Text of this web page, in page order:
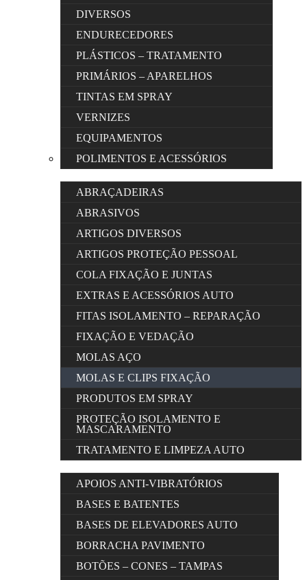
DIVERSOS
ENDURECEDORES
PLÁSTICOS – TRATAMENTO
PRIMÁRIOS – APARELHOS
TINTAS EM SPRAY
VERNIZES
EQUIPAMENTOS
POLIMENTOS E ACESSÓRIOS
ABRAÇADEIRAS
ABRASIVOS
ARTIGOS DIVERSOS
ARTIGOS PROTEÇÃO PESSOAL
COLA FIXAÇÃO E JUNTAS
EXTRAS E ACESSÓRIOS AUTO
FITAS ISOLAMENTO – REPARAÇÃO
FIXAÇÃO E VEDAÇÃO
MOLAS AÇO
MOLAS E CLIPS FIXAÇÃO
PRODUTOS EM SPRAY
PROTEÇÃO ISOLAMENTO E
MASCARAMENTO
TRATAMENTO E LIMPEZA AUTO
APOIOS ANTI-VIBRATÓRIOS
BASES E BATENTES
BASES DE ELEVADORES AUTO
BORRACHA PAVIMENTO
BOTÕES – CONES – TAMPAS